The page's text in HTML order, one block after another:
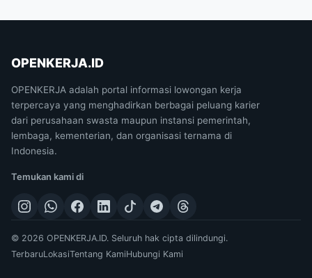
OPENKERJA.ID
OPENKERJA adalah portal informasi lowongan kerja
terpercaya yang menghadirkan berbagai peluang karier
dari perusahaan swasta maupun instansi pemerintah,
lembaga, kementerian, dan organisasi ternama di
Indonesia.
Temukan kami di
© 2026 OPENKERJA.ID. Seluruh hak cipta dilindungi.
TerbaruLokasiTentang KamiHubungi Kami